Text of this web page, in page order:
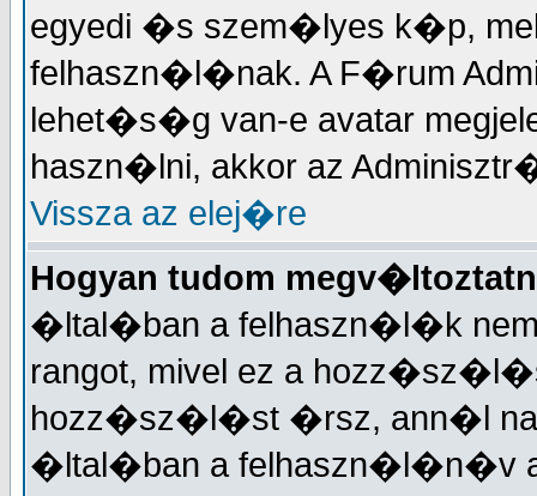
egyedi �s szem�lyes k�p,
felhaszn�l�nak. A F�rum
lehet�s�g van-e avatar
haszn�lni, akkor az
Vissza az elej�re
Hogyan tudom
�ltal�ban a felhaszn�l�k
rangot, mivel ez a
hozz�sz�l�st �rsz, ann�l
�ltal�ban a felhaszn�l�n�v